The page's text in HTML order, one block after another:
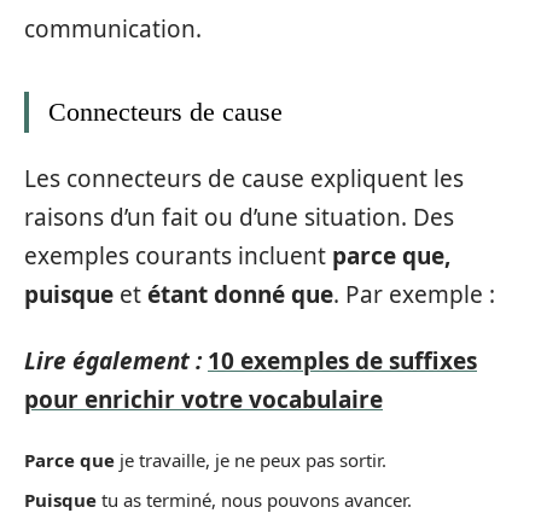
communication.
Connecteurs de cause
Les connecteurs de cause expliquent les
raisons d’un fait ou d’une situation. Des
exemples courants incluent parce que,
puisque etétant donné que. Par exemple :
Lire également : 10 exemples de suffixes
pour enrichir votre vocabulaire
Parce que je travaille, je ne peux pas sortir.
Puisque tu as terminé, nous pouvons avancer.